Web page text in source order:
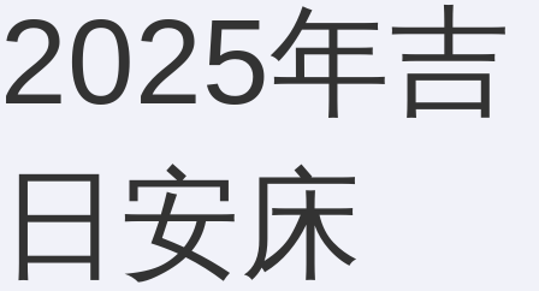
分析得
2025年吉
日安床